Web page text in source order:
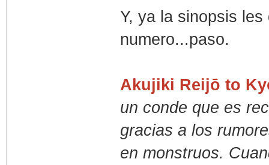
Y, ya la sinopsis
numero...paso.
Akujiki Reijō to
un conde que es
gracias a los
en monstruos.